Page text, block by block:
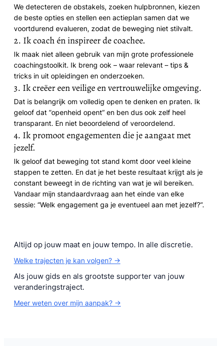
We detecteren de obstakels, zoeken hulpbronnen, kiezen
de beste opties en stellen een actieplan samen dat we
voortdurend evalueren, zodat de beweging niet stilvalt.
2. Ik coach én inspireer de coachee.
Ik maak niet alleen gebruik van mijn grote professionele
coachingstoolkit. Ik breng ook – waar relevant – tips &
tricks in uit opleidingen en onderzoeken.
3. Ik creëer een veilige en vertrouwelijke omgeving.
Dat is belangrijk om volledig open te denken en praten. Ik
geloof dat “openheid opent” en ben dus ook zelf heel
transparant. En niet beoordelend of veroordelend.
4. Ik promoot engagementen die je aangaat met
jezelf.
Ik geloof dat beweging tot stand komt door veel kleine
stappen te zetten. En dat je het beste resultaat krijgt als je
constant beweegt in de richting van wat je wil bereiken.
Vandaar mijn standaardvraag aan het einde van elke
sessie: “Welk engagement ga je eventueel aan met jezelf?”.
Altijd op jouw maat en jouw tempo. In alle discretie.
Welke trajecten je kan volgen? ->
Als jouw gids en als grootste supporter van jouw
veranderingstraject.
Meer weten over mijn aanpak? ->